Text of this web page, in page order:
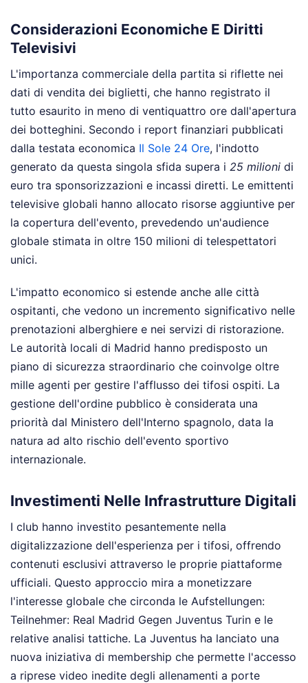
Considerazioni Economiche E Diritti
Televisivi
L'importanza commerciale della partita si riflette nei
dati di vendita dei biglietti, che hanno registrato il
tutto esaurito in meno di ventiquattro ore dall'apertura
dei botteghini. Secondo i report finanziari pubblicati
dalla testata economica Il Sole 24 Ore, l'indotto
generato da questa singola sfida supera i 25 milioni di
euro tra sponsorizzazioni e incassi diretti. Le emittenti
televisive globali hanno allocato risorse aggiuntive per
la copertura dell'evento, prevedendo un'audience
globale stimata in oltre 150 milioni di telespettatori
unici.
L'impatto economico si estende anche alle città
ospitanti, che vedono un incremento significativo nelle
prenotazioni alberghiere e nei servizi di ristorazione.
Le autorità locali di Madrid hanno predisposto un
piano di sicurezza straordinario che coinvolge oltre
mille agenti per gestire l'afflusso dei tifosi ospiti. La
gestione dell'ordine pubblico è considerata una
priorità dal Ministero dell'Interno spagnolo, data la
natura ad alto rischio dell'evento sportivo
internazionale.
Investimenti Nelle Infrastrutture Digitali
I club hanno investito pesantemente nella
digitalizzazione dell'esperienza per i tifosi, offrendo
contenuti esclusivi attraverso le proprie piattaforme
ufficiali. Questo approccio mira a monetizzare
l'interesse globale che circonda le Aufstellungen:
Teilnehmer: Real Madrid Gegen Juventus Turin e le
relative analisi tattiche. La Juventus ha lanciato una
nuova iniziativa di membership che permette l'accesso
a riprese video inedite degli allenamenti a porte